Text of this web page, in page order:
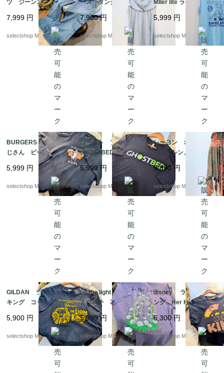
ツ ジーンズ デニ
ム サイズL カー
ゴパンツ ブルー
7,999 円
selectshop Merci.
ース タンクトップ
くすみカラー 水色
実寸M（記載Sサイズ）
フリル ノースリーブ
NILE コットン
7,900円
selectshop Merci.
MIler lite ラケットボー
ルトーナメント ブル
ー タンクトップ Ro
yal XLサイズ USA
5,999 円
selectshop Merci.
BURGERS N BEER お
じさん ビール Tシ
ャツ プリント XLサ
イズ コットン ブ
ラック XLサイズ エ
ルサルバドル製
5,999 円
selectshop Merci.
ゴースト プリント
GHOSTBED コッ
トン ブラック Lサ
イズ カンボジア製 T
シャツ
5,999円
selectshop Merci.
レーヨン オリエンタ
ル アシンメトリー
スカート エスニック
柄 オレンジ オリー
ブグリーン ワンサイ
ズ
9,890 円
selectshop Merci.
GILDAN ライオン
キング コットン ブ
ラック Mサイズ Lio
n King ギルダン ウル
トラコットン 両面プリ
5,900 円
selectshop Merci.
be the light フラワー
ミツバチ 花 USA T
シャツ パープル
紫 コットン Lサ
イズ
5,999円
selectshop Merci.
disney ライオン キ
ング Her KING コッ
トン ブラック Lサイ
ズ Lion King シン
バ ナラ
6,300円
selectshop Merci.